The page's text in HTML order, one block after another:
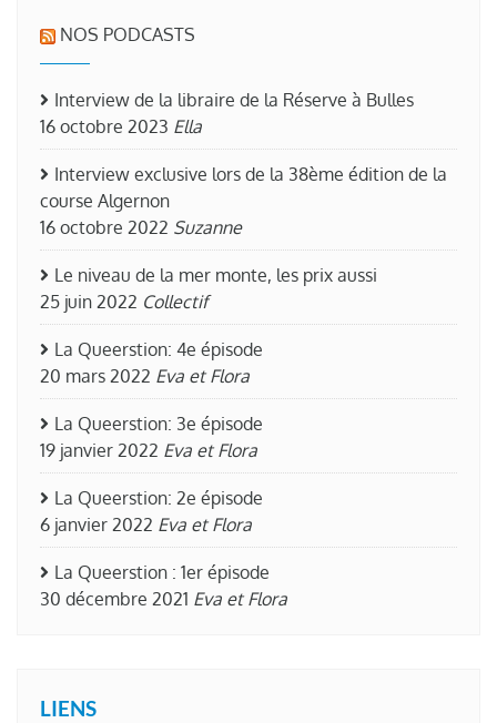
NOS PODCASTS
Interview de la libraire de la Réserve à Bulles
16 octobre 2023 Ella
Interview exclusive lors de la 38ème édition de la
course Algernon
16 octobre 2022 Suzanne
Le niveau de la mer monte, les prix aussi
25 juin 2022 Collectif
La Queerstion: 4e épisode
20 mars 2022 Eva et Flora
La Queerstion: 3e épisode
19 janvier 2022 Eva et Flora
La Queerstion: 2e épisode
6 janvier 2022 Eva et Flora
La Queerstion : 1er épisode
30 décembre 2021 Eva et Flora
LIENS